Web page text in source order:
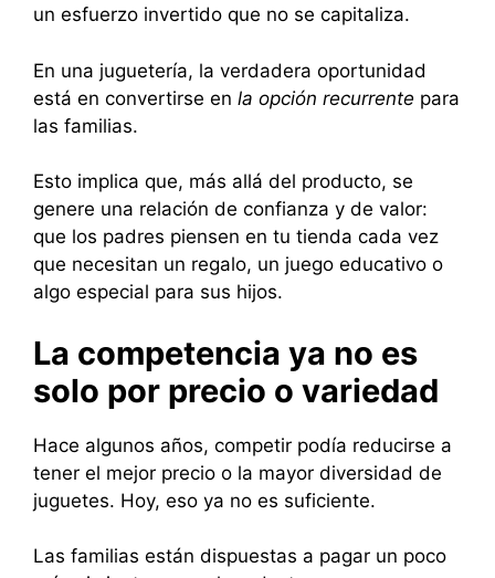
un esfuerzo invertido que no se capitaliza.
En una juguetería, la verdadera oportunidad
está en convertirse en la opción recurrente para
las familias.
Esto implica que, más allá del producto, se
genere una relación de confianza y de valor:
que los padres piensen en tu tienda cada vez
que necesitan un regalo, un juego educativo o
algo especial para sus hijos.
La competencia ya no es
solo por precio o variedad
Hace algunos años, competir podía reducirse a
tener el mejor precio o la mayor diversidad de
juguetes. Hoy, eso ya no es suficiente.
Las familias están dispuestas a pagar un poco